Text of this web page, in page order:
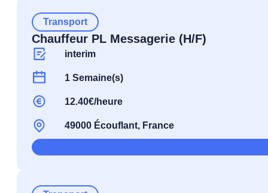
Transport
Chauffeur PL Messagerie (H/F)
interim
1 Semaine(s)
12.40€/heure
49000 Écouflant, France